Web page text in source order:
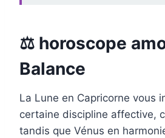
⚖️ horoscope
Balance
La Lune en Capricorne vous
certaine discipline affective,
tandis que Vénus en